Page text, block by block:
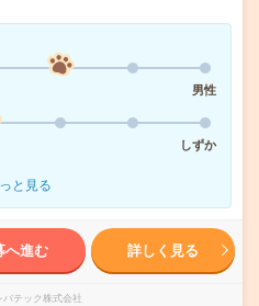
男性
しずか
と見る
へ進む 詳しく見る
バテック株式会社